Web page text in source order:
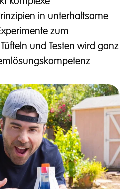
in unterhaltsame
zum
und Testen wird ganz